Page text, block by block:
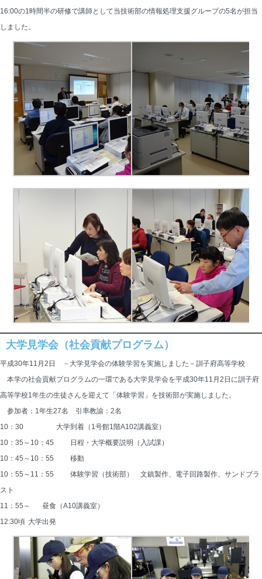
16:00の1時間半の研修で講師として当技術部の情報処理支援グループの5名が担当
しました。
大学見学会（社会貢献プログラム）
平成30年11月2日 －大学見学会の体験学習を実施しました－訓子府高等学校
本学の社会貢献プログラムの一環である大学見学会を平成30年11月2日に訓子府
高等学校1年生の生徒さんを迎えて「体験学習」を技術部が実施しました。
参加者：1年生27名 引率教諭：2名
10：30 	　　　　大学到着（1号館1階A102講義室）
10：35～10：45 	日程・大学概要説明（入試課）
10：45～10：55 	移動
10：55～11：55 	体験学習（技術部）　文鎮製作、電子回路製作、サンドブラ
スト
11：55～ 	昼食（A10講義室）
12:30頃 	大学出発